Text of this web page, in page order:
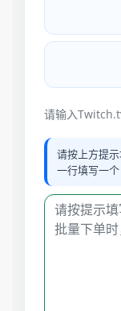
请输入
请按上方提
一行填写一个